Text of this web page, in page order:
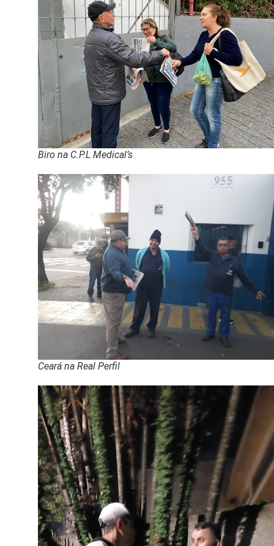
Biro na C.P.L Medical’s
Ceará na Real Perfil